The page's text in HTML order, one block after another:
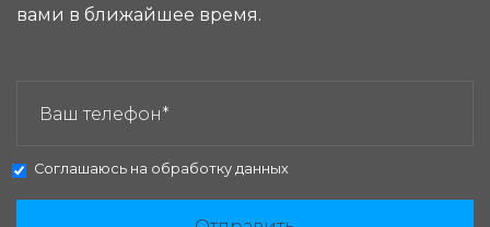
вами в ближайшее время.
Соглашаюсь на обработку данных